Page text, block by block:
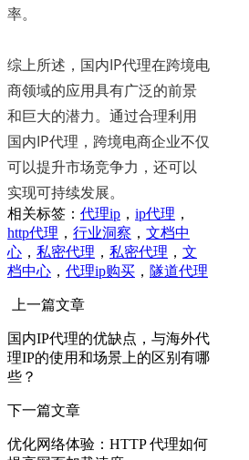
率。
综上所述，国内IP代理在跨境电
商领域的应用具有广泛的前景
和巨大的潜力。通过合理利用
国内IP代理，跨境电商企业不仅
可以提升市场竞争力，还可以
实现可持续发展。
相关标签： 代理ip ， ip代理 ，
http代理 ， 行业洞察 ， 文档中
心 ， 私密代理 ， 私密代理 ， 文
档中心 ， 代理ip购买 ， 隧道代理
上一篇文章
国内IP代理的优缺点，与海外代
理IP的使用和场景上的区别有哪
些？
下一篇文章
优化网络体验：HTTP 代理如何